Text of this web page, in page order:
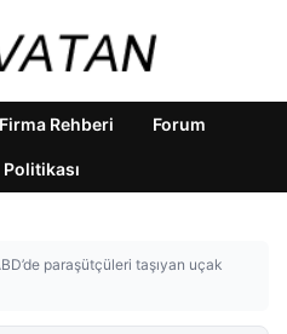
Firma Rehberi Forum
paraşütçüleri taşıyan uçak